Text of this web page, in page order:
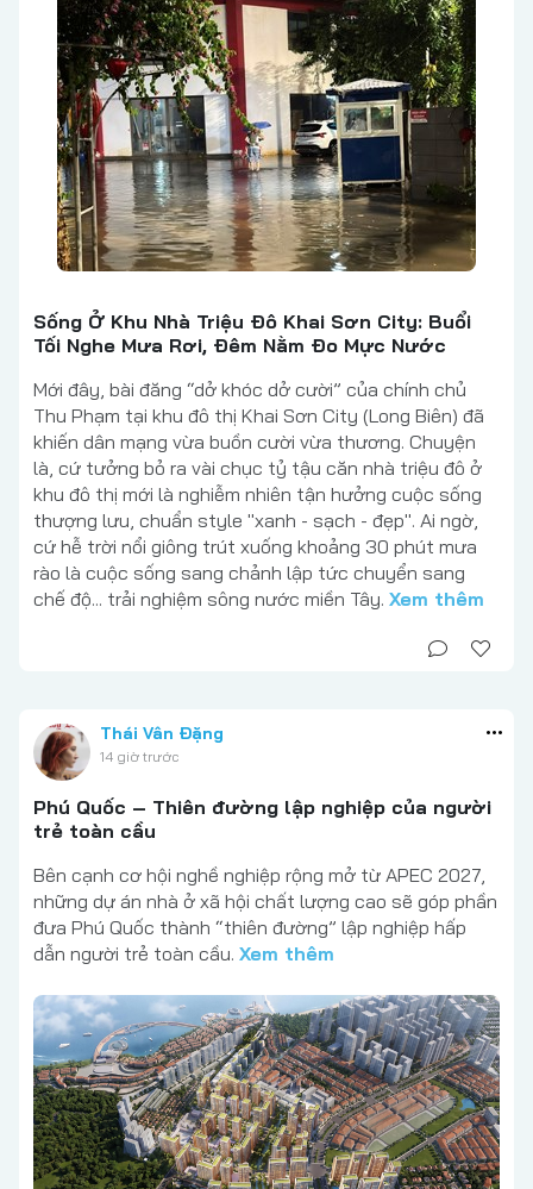
Sống Ở Khu Nhà Triệu Đô Khai Sơn City: Buổi
Tối Nghe Mưa Rơi, Đêm Nằm Đo Mực Nước
Mới đây, bài đăng “dở khóc dở cười” của chính chủ
Thu Phạm tại khu đô thị Khai Sơn City (Long Biên) đã
khiến dân mạng vừa buồn cười vừa thương. Chuyện
là, cứ tưởng bỏ ra vài chục tỷ tậu căn nhà triệu đô ở
khu đô thị mới là nghiễm nhiên tận hưởng cuộc sống
thượng lưu, chuẩn style "xanh - sạch - đẹp". Ai ngờ,
cứ hễ trời nổi giông trút xuống khoảng 30 phút mưa
rào là cuộc sống sang chảnh lập tức chuyển sang
chế độ... trải nghiệm sông nước miền Tây. Xem thêm
Thái Vân Đặng
14 giờ trước
Phú Quốc – Thiên đường lập nghiệp của người
trẻ toàn cầu
Bên cạnh cơ hội nghề nghiệp rộng mở từ APEC 2027,
những dự án nhà ở xã hội chất lượng cao sẽ góp phần
đưa Phú Quốc thành “thiên đường” lập nghiệp hấp
dẫn người trẻ toàn cầu. Xem thêm